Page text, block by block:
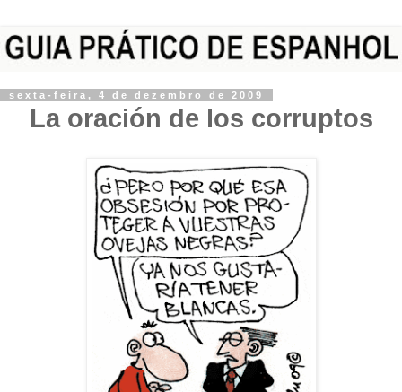
sexta-feira, 4 de dezembro de 2009
La oración de los corruptos